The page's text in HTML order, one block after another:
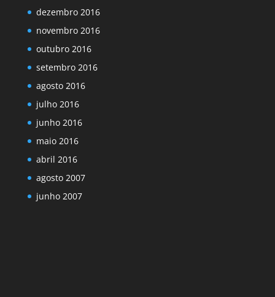
dezembro 2016
novembro 2016
outubro 2016
setembro 2016
agosto 2016
julho 2016
junho 2016
maio 2016
abril 2016
agosto 2007
junho 2007